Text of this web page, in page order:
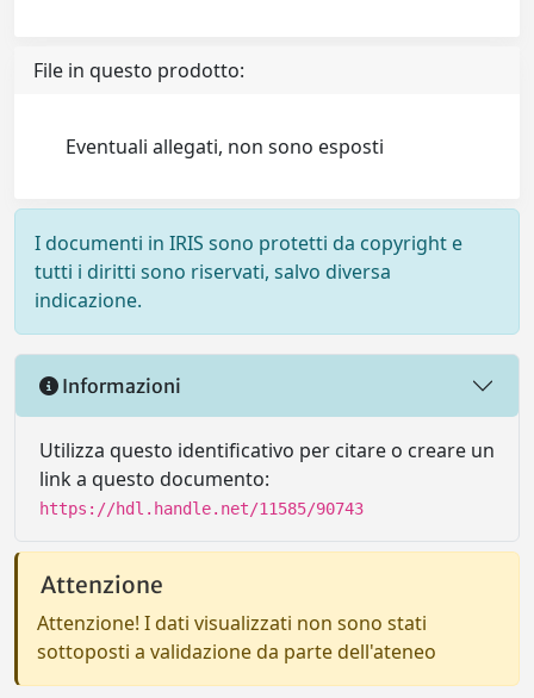
File in questo prodotto:
Eventuali allegati, non sono esposti
I documenti in IRIS sono protetti da copyright e
tutti i diritti sono riservati, salvo diversa
indicazione.
Informazioni
Utilizza questo identificativo per citare o creare un
link a questo documento:
https://hdl.handle.net/11585/90743
Attenzione
Attenzione! I dati visualizzati non sono stati
sottoposti a validazione da parte dell'ateneo